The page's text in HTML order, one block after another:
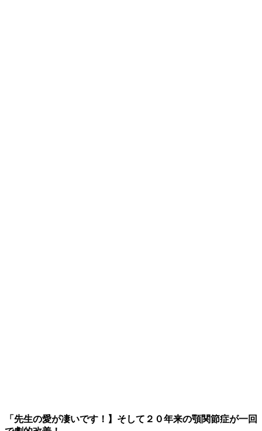
「先生の愛が凄いです！】そして２０年来の顎関節症が一回